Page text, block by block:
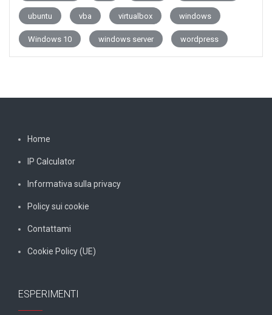
ubuntu vba virtualbox windows
Windows 10 windows server wordpress
Home
IP Calculator
Informativa sulla privacy
Policy sui cookie
Contattami
Cookie Policy (UE)
ESPERIMENTI